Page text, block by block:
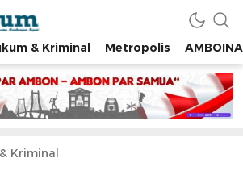
& Kriminal Metropolis AMBOINA
Kriminal